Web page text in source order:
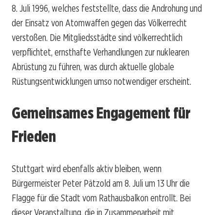
8. Juli 1996, welches feststellte, dass die Androhung und
der Einsatz von Atomwaffen gegen das Völkerrecht
verstoßen. Die Mitgliedsstädte sind völkerrechtlich
verpflichtet, ernsthafte Verhandlungen zur nuklearen
Abrüstung zu führen, was durch aktuelle globale
Rüstungsentwicklungen umso notwendiger erscheint.
Gemeinsames Engagement für
Frieden
Stuttgart wird ebenfalls aktiv bleiben, wenn
Bürgermeister Peter Pätzold am 8. Juli um 13 Uhr die
Flagge für die Stadt vom Rathausbalkon entrollt. Bei
dieser Veranstaltung, die in Zusammenarbeit mit